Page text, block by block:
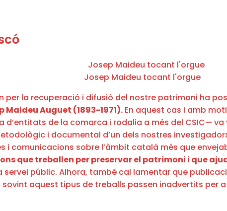
Josep Maideu tocant l'orgue
per la recuperació i difusió del nostre patrimoni ha
Maideu Auguet (1893-1971). En aquest cas i amb
d’entitats de la comarca i rodalia a més del CSIC—
i documental d’un dels nostres
i comunicacions sobre l’àmbit català més que
que treballen per preservar el patrimoni i que
públic. Alhora, també cal lamentar que
aquest tipus de treballs passen inadvertits per